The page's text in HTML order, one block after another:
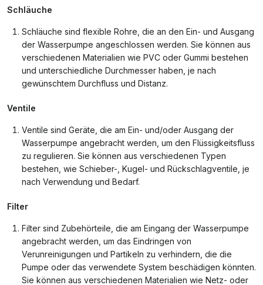
Schläuche
Schläuche sind flexible Rohre, die an den Ein- und Ausgang
der Wasserpumpe angeschlossen werden. Sie können aus
verschiedenen Materialien wie PVC oder Gummi bestehen
und unterschiedliche Durchmesser haben, je nach
gewünschtem Durchfluss und Distanz.
Ventile
Ventile sind Geräte, die am Ein- und/oder Ausgang der
Wasserpumpe angebracht werden, um den Flüssigkeitsfluss
zu regulieren. Sie können aus verschiedenen Typen
bestehen, wie Schieber-, Kugel- und Rückschlagventile, je
nach Verwendung und Bedarf.
Filter
Filter sind Zubehörteile, die am Eingang der Wasserpumpe
angebracht werden, um das Eindringen von
Verunreinigungen und Partikeln zu verhindern, die die
Pumpe oder das verwendete System beschädigen könnten.
Sie können aus verschiedenen Materialien wie Netz- oder